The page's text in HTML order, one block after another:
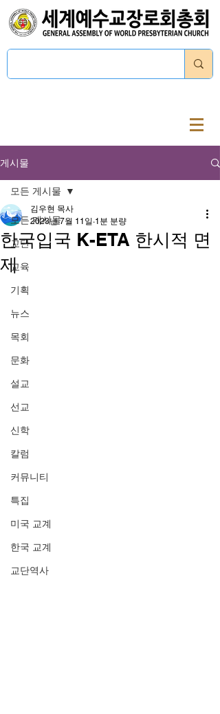
게시물
모든 게시물
교단
교육
기획
뉴스
목회
문화
설교
선교
신학
칼럼
커뮤니티
특집
미국 교계
한국 교계
교단역사
모든 게시물
한국입국 K-ETA 한시적 면
제
김우현 목사
2023년 7월 11일 1분 분량